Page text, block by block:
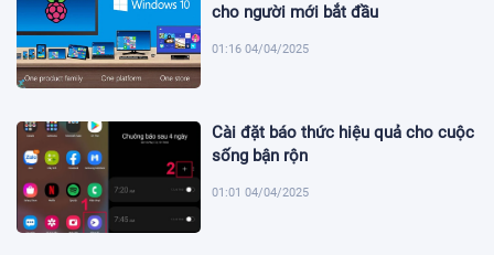
cho người mới bắt đầu
01:16 04/04/2025
Cài đặt báo thức hiệu quả cho cuộc
sống bận rộn
01:01 04/04/2025